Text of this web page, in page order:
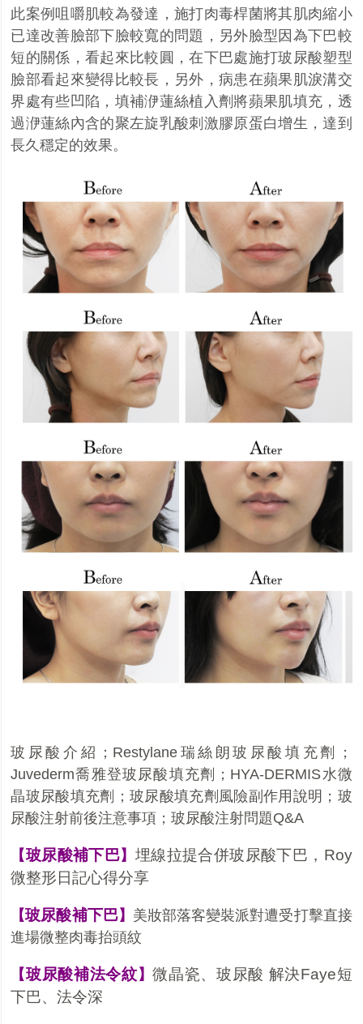
此案例咀嚼肌較為發達，施打肉毒桿菌將其肌肉縮小
已達改善臉部下臉較寬的問題，另外臉型因為下巴較
短的關係，看起來比較圓，在下巴處施打玻尿酸塑型
臉部看起來變得比較長，另外，病患在蘋果肌淚溝交
界處有些凹陷，填補洢蓮絲植入劑將蘋果肌填充，透
過洢蓮絲內含的聚左旋乳酸刺激膠原蛋白增生，達到
長久穩定的效果。
玻尿酸介紹 ； Restylane瑞絲朗玻尿酸填充劑
；
Juvederm喬雅登玻尿酸填充劑
； HYA-DERMIS水微
晶玻尿酸填充劑
； 玻尿酸填充劑風險副作用說明 ； 玻
尿酸注射前後注意事項 ；玻尿酸注射問題Q&A
【玻尿酸補下巴】 埋線拉提合併玻尿酸下巴，Roy
微整形日記心得分享
【玻尿酸補下巴】 美妝部落客變裝派對遭受打擊直接
進場微整肉毒抬頭紋
【玻尿酸補法令紋 】微晶瓷、玻尿酸 解決Faye短
下巴、法令深